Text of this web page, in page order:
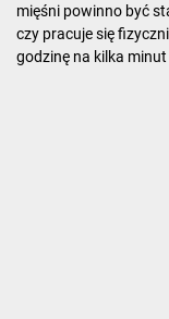
mięśni powinno być
czy pracuje się
godzinę na kilka